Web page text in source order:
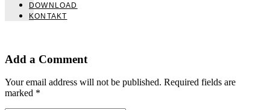
DOWNLOAD
KONTAKT
Add a Comment
Your email address will not be published. Required fields are
marked *